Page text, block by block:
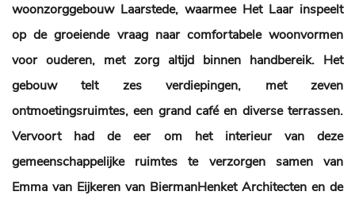
woonzorggebouw Laarstede, waarmee Het Laar inspeelt
op de groeiende vraag naar comfortabele woonvormen
voor ouderen, met zorg altijd binnen handbereik. Het
gebouw telt zes verdiepingen, met zeven
ontmoetingsruimtes, een grand café en diverse terrassen.
Vervoort had de eer om het interieur van deze
gemeenschappelijke ruimtes te verzorgen samen van
Emma van Eijkeren van BiermanHenket Architecten en de